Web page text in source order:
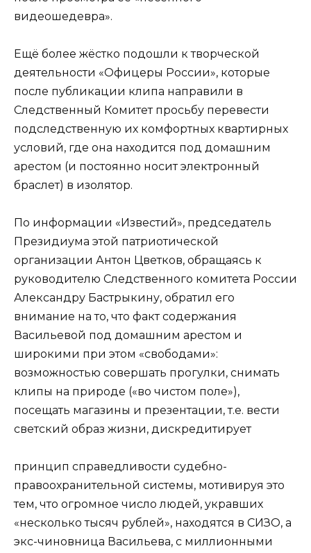
видеошедевра».
Ещё более жёстко подошли к творческой
деятельности «Офицеры России», которые
после публикации клипа направили в
Следственный Комитет просьбу перевести
подследственную их комфортных квартирных
условий, где она находится под домашним
арестом (и постоянно носит электронный
браслет) в изолятор.
По информации «Известий», председатель
Президиума этой патриотической
организации Антон Цветков, обращаясь к
руководителю Следственного комитета России
Александру Бастрыкину, обратил его
внимание на то, что факт содержания
Васильевой под домашним арестом и
широкими при этом «свободами»:
возможностью совершать прогулки, снимать
клипы на природе («во чистом поле»),
посещать магазины и презентации, т.е. вести
светский образ жизни, дискредитирует
принцип справедливости судебно-
правоохранительной системы, мотивируя это
тем, что огромное число людей, укравших
«несколько тысяч рублей», находятся в СИЗО, а
экс-чиновница Васильева, с миллионными